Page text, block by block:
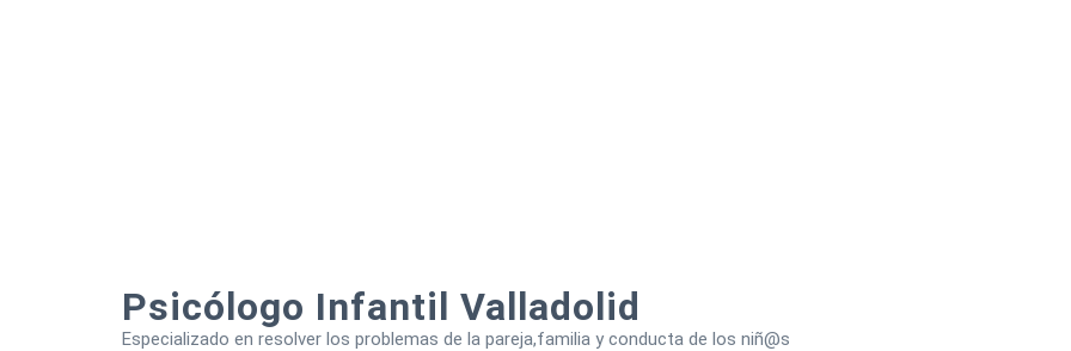
Psicólogo Infantil Valladolid
Especializado en resolver los problemas de la pareja,familia y conducta de los niñ@s